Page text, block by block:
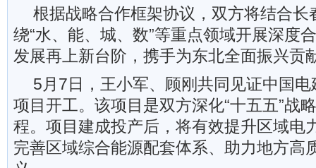
根据战略合作框架协议，双方将结合长
绕“水、能、城、数”等重点领域开展深度
发展再上新台阶，携手为东北全面振兴贡
5月7日，王小军、顾刚共同见证中国
项目开工。该项目是双方深化“十五五”战
程。项目建成投产后，将有效提升区域电
完善区域综合能源配套体系、助力地方高